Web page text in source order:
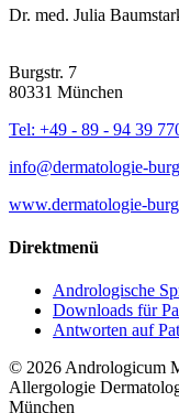
Dr. med. Julia
Burgstr. 7
80331 München
Tel: +49 - 89 - 94 39
info@dermatologie-
www.dermatologie-
Direktmenü
Andrologische
Downloads für
Antworten auf
© 2026 Andrologicum
Allergologie
München